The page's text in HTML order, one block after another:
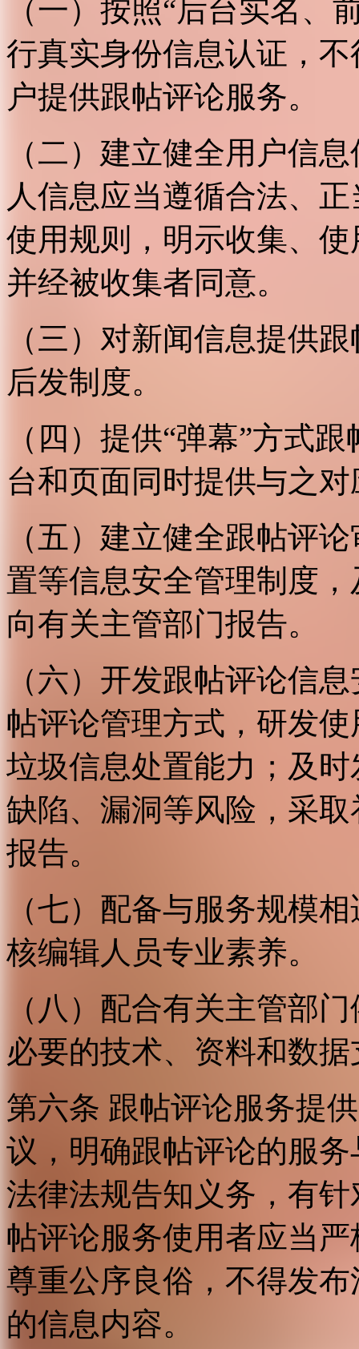
（一）按照“后台实名、
行真实身份信息认证，
户提供跟帖评论服务。
（二）建立健全用户信
人信息应当遵循合法、
使用规则，明示收集、
并经被收集者同意。
（三）对新闻信息提供
后发制度。
（四）提供“弹幕”方式
台和页面同时提供与之
（五）建立健全跟帖评
置等信息安全管理制度
向有关主管部门报告。
（六）开发跟帖评论信
帖评论管理方式，研发
垃圾信息处置能力；及
缺陷、漏洞等风险，采
报告。
（七）配备与服务规模
核编辑人员专业素养。
（八）配合有关主管部
必要的技术、资料和数
第六条 跟帖评论服务提
议，明确跟帖评论的服
法律法规告知义务，有
帖评论服务使用者应当
尊重公序良俗，不得发
的信息内容。